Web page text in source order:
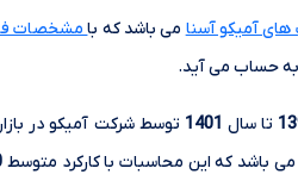
آمیکو آسنامی باشد که بامشخصات
به حساب می آید.
تا سال 1401 توسط شرکت آمیکو در
می باشد که این محاسبات با کارکرد متوسط